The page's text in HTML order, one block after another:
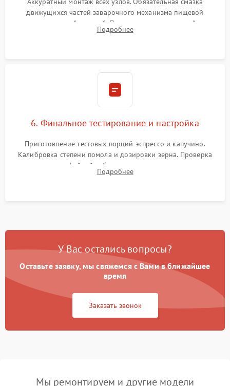
движущихся частей заварочного механизма пищевой
силиконовой смазкой. Проведение программной
декальцинации и очистки системы от кофейных масел.
Подробнее
6. Финальное тестирование и настройка
Приготовление тестовых порций эспрессо и капучино.
Калибровка степени помола и дозировки зерна. Проверка
плотности кофейной таблетки, температуры напитка и
качества молочной пены. Контроль отсутствия посторонних
Подробнее
У Вас остались вопросы?
Оставьте заявку, мы свяжемся с Вами в ближайшее
время
Заказать звонок
Мы ремонтируем и другие модели